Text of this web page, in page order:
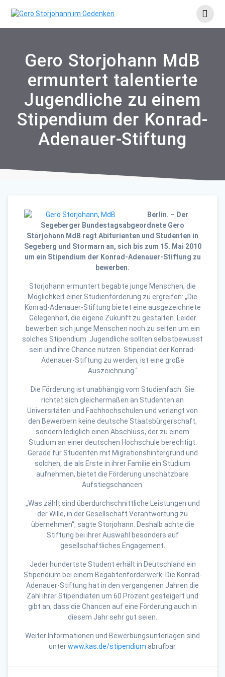
to
Gero Storjohann MdB
ermuntert talentierte
Jugendliche zu einem
Stipendium der Konrad-
Adenauer-Stiftung
Berlin. – Der
Segeberger Bundestagsabgeordnete Gero
Storjohann MdB regt Abiturienten und Studenten in
Segeberg und Stormarn an, sich bis zum 15. Mai 2010
um ein Stipendium der Konrad-Adenauer-Stiftung zu
bewerben.
Storjohann ermuntert begabte junge Menschen, die
Möglichkeit einer Studienförderung zu ergreifen: „Die
Konrad-Adenauer-Stiftung bietet eine ausgezeichnete
Gelegenheit, die eigene Zukunft zu gestalten. Leider
bewerben sich junge Menschen noch zu selten um ein
solches Stipendium. Jugendliche sollten selbstbewusst
sein und ihre Chance nutzen. Stipendiat der Konrad-
Adenauer-Stiftung zu werden, ist eine große
Auszeichnung.“
Die Förderung ist unabhängig vom Studienfach. Sie
richtet sich gleichermaßen an Studenten an
Universitäten und Fachhochschulen und verlangt von
den Bewerbern keine deutsche Staatsbürgerschaft,
sondern lediglich einen Abschluss, der zu einem
Studium an einer deutschen Hochschule berechtigt.
Gerade für Studenten mit Migrationshintergrund und
solchen, die als Erste in ihrer Familie ein Studium
aufnehmen, bietet die Förderung unschätzbare
Aufstiegschancen.
„Was zählt sind überdurchschnittliche Leistungen und
der Wille, in der Gesellschaft Verantwortung zu
übernehmen“, sagte Storjohann. Deshalb achte die
Stiftung bei ihrer Auswahl besonders auf
gesellschaftliches Engagement.
Jeder hundertste Student erhält in Deutschland ein
Stipendium bei einem Begabtenförderwerk. Die Konrad-
Adenauer-Stiftung hat in den vergangenen Jahren die
Zahl ihrer Stipendiaten um 60 Prozent gesteigert und
gibt an, dass die Chancen auf eine Förderung auch in
diesem Jahr sehr gut seien.
Weiter Informationen und Bewerbungsunterlagen sind
unterwww.kas.de/stipendium abrufbar.